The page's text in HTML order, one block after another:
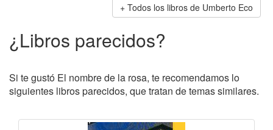
Todos los libros de Umberto Eco
¿Libros parecidos?
Si te gustó El nombre de la rosa, te recomendamos lo
siguientes libros parecidos, que tratan de temas similares.